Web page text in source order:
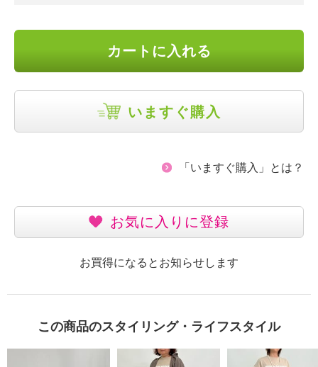
カートに入れる
いますぐ購入
「いますぐ購入」とは？
お気に入りに登録
お買得になるとお知らせします
この商品のスタイリング・ライフスタイル